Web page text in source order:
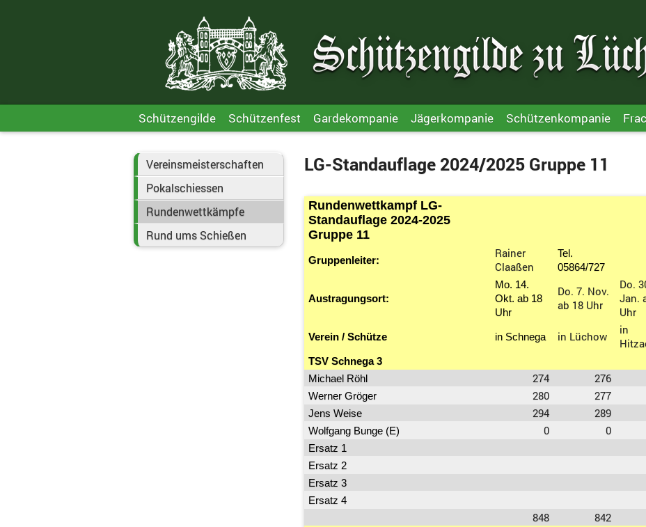
Schützengilde Schützenfest Gardekompanie Jägerkompanie Schützenkompanie
LG-Standauflage 2024/2025 Gruppe 11
Rundenwettkampf LG-
Standauflage 2024-2025
Gruppe 11
Gruppenleiter:
Rainer
Claaßen
Tel.
05864/727
Austragungsort:
Mo. 14.
Okt. ab 18
Uhr
Do. 7. Nov.
ab 18 Uhr
Do.
Jan.
Uhr
Verein / Schütze in Schnega in Lüchow
in
TSV Schnega 3
Michael Röhl 274 276
Werner Gröger 280 277
Jens Weise 294 289
Wolfgang Bunge (E) 0 0
Ersatz 1
Ersatz 2
Ersatz 3
Ersatz 4
848 842
Vereinsmeisterschaften
Pokalschiessen
Rundenwettkämpfe
Rund ums Schießen